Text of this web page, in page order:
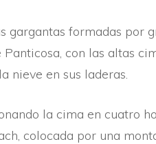
formadas por
con las altas
nieve en sus laderas.
la cima en cuatro
colocada por una